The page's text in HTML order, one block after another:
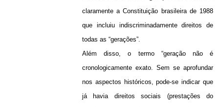
claramente a Constituição brasileira de 1988
que incluiu indiscriminadamente direitos de
todas as “gerações”.
Além disso, o termo “geração não é
cronologicamente exato. Sem se aprofundar
nos aspectos históricos, pode-se indicar que
já havia direitos sociais (prestações do